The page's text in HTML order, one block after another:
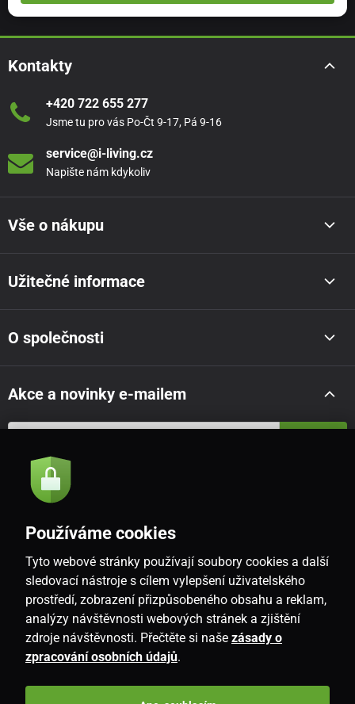
Kontakty
+420 722 655 277
Jsme tu pro vás Po-Čt 9-17, Pá 9-16
service@i-living.cz
Napište nám kdykoliv
Vše o nákupu
Užitečné informace
O společnosti
Akce a novinky e-mailem
Souhlasím se
CZ
Používáme cookies
Tyto webové stránky používají soubory cookies a další
sledovací nástroje s cílem vylepšení uživatelského
prostředí, zobrazení přizpůsobeného obsahu a reklam,
analýzy návštěvnosti webových stránek a zjištění
zdroje návštěvnosti. Přečtěte si naše zásady o
zpracování osobních údajů.